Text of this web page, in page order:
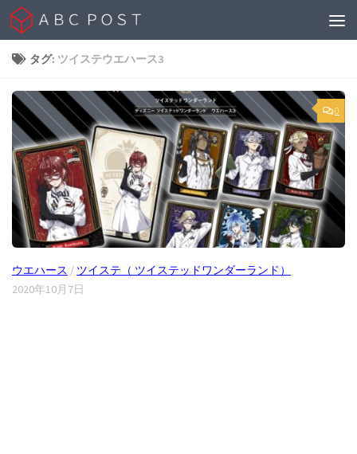
Skip to content
タグ: ツイステウエハース3
0
ウエハース / ツイステ（ ツイステッドワンダーランド）
2020年10月7日